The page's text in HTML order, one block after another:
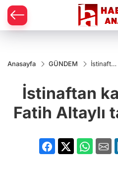
Anasayfa GÜNDEM
İstinaftan
Fatih
Altaylı
edildi
İstinaftan
Fatih Altaylı